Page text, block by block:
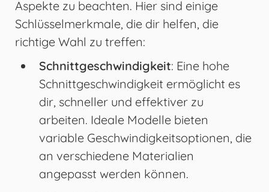
Aspekte zu beachten. Hier sind einige
Schlüsselmerkmale, die dir helfen, die
richtige Wahl zu treffen:
Schnittgeschwindigkeit: Eine hohe
Schnittgeschwindigkeit ermöglicht es
dir, schneller und effektiver zu
arbeiten. Ideale Modelle bieten
variable Geschwindigkeitsoptionen, die
an verschiedene Materialien
angepasst werden können.